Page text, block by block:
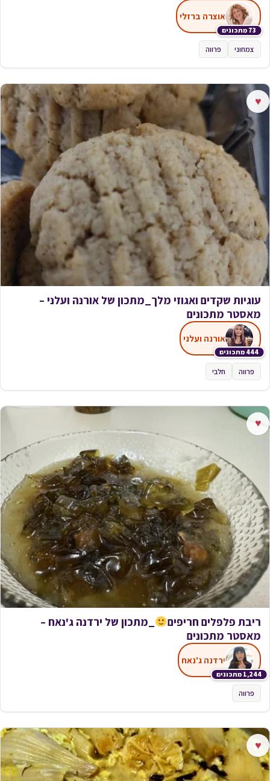
73 מתכונים
אוצרה ברזלי
צמחוני פרווה
♥
עוגיות שקדים ואגוזי מלך_מתכון של אורנה ועלני –
מאסטר מתכונים
444 מתכונים
אורנה ועלני
פרווה חלבי
♥
ריבת פלפלים חריפים
_מתכון של ירדנה ג'נאח –
מאסטר מתכונים
1,244 מתכונים
ירדנה ג'נאח
פרווה
♥